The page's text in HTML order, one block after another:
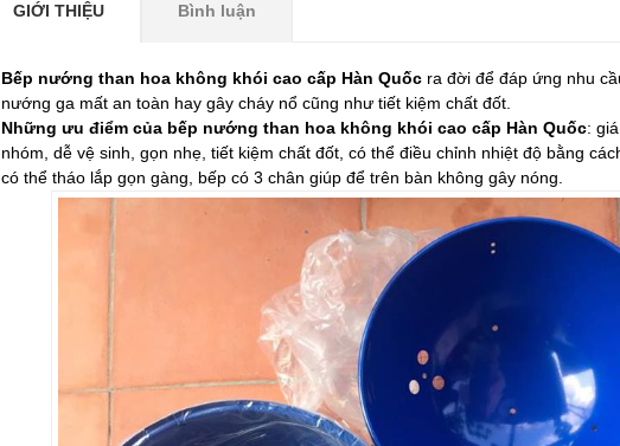
GIỚI THIỆU Bình luận
Bếp nướng than hoa không khói cao cấp Hàn Quốc ra đời để đáp ứng nhu
nướng ga mất an toàn hay gây cháy nổ cũng như tiết kiệm chất đốt.
Những ưu điểm của bếp nướng than hoa không khói cao cấp Hàn Quốc:
nhóm, dễ vệ sinh, gọn nhẹ, tiết kiệm chất đốt, có thể điều chỉnh nhiệt độ bằng
có thể tháo lắp gọn gàng, bếp có 3 chân giúp để trên bàn không gây nóng.